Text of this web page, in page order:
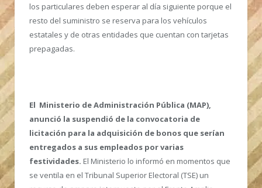
los particulares deben esperar al día siguiente porque el
resto del suministro se reserva para los vehículos
estatales y de otras entidades que cuentan con tarjetas
prepagadas.
El Ministerio de Administración Pública (MAP),
anunció la suspendió de la convocatoria de
licitación para la adquisición de bonos que serían
entregados a sus empleados por varias
festividades. El Ministerio lo informó en momentos que
se ventila en el Tribunal Superior Electoral (TSE) un